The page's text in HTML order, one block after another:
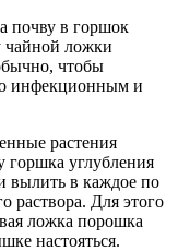
почву в горшок
чайной ложки
чтобы
инфекционным и
растения
горшка углубления
вылить в каждое по
раствора. Для этого
ложка порошка
настояться.